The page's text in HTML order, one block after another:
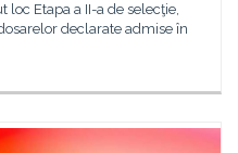
Etapa a II-a de selecţie,
declarate admise în